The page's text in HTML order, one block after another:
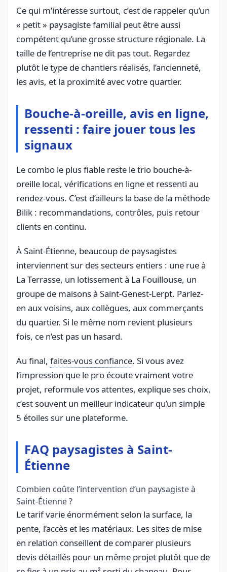
Ce qui m’intéresse surtout, c’est de rappeler qu’un
« petit » paysagiste familial peut être aussi
compétent qu’une grosse structure régionale. La
taille de l’entreprise ne dit pas tout. Regardez
plutôt le type de chantiers réalisés, l’ancienneté,
les avis, et la proximité avec votre quartier.
Bouche-à-oreille, avis en ligne,
ressenti : faire jouer tous les
signaux
Le combo le plus fiable reste le trio bouche-à-
oreille local, vérifications en ligne et ressenti au
rendez-vous. C’est d’ailleurs la base de la méthode
Bilik : recommandations, contrôles, puis retour
clients en continu.
À Saint-Étienne, beaucoup de paysagistes
interviennent sur des secteurs entiers : une rue à
La Terrasse, un lotissement à La Fouillouse, un
groupe de maisons à Saint-Genest-Lerpt. Parlez-
en aux voisins, aux collègues, aux commerçants
du quartier. Si le même nom revient plusieurs
fois, ce n’est pas un hasard.
Au final, faites-vous confiance. Si vous avez
l’impression que le pro écoute vraiment votre
projet, reformule vos attentes, explique ses choix,
c’est souvent un meilleur indicateur qu’un simple
5 étoiles sur une plateforme.
FAQ paysagistes à Saint-
Étienne
Combien coûte l’intervention d’un paysagiste à
Saint-Étienne ?
Le tarif varie énormément selon la surface, la
pente, l’accès et les matériaux. Les sites de mise
en relation conseillent de comparer plusieurs
devis détaillés pour un même projet plutôt que de